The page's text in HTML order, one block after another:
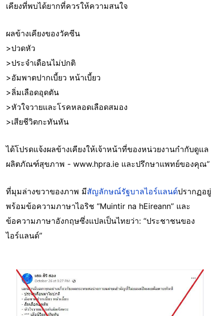
เคียงที่พบได้ยากที่ควรให้ความสนใจ
ผลข้างเคียงของวัคซีน
>ปวดหัว
>ประจำเดือนไม่ปกติ
>อัมพาตปากเบี้ยว หน้าเบี้ยว
>ลิ่มเลือดอุดตัน
>หัวใจวายและโรคหลอดเลือดสมอง
>เสียชีวิตกะทันหัน
ได้โปรดแจ้งผลข้างเคียงให้เจ้าหน้าที่ของหน่วยงานกำกับดูแล
ผลิตภัณฑ์สุขภาพ - www.hpra.ie และปรึกษาแพทย์ของคุณ”
ที่มุมล่างขวาของภาพ มีสัญลักษณ์รัฐบาลไอร์แลนด์ปรากฏอยู่
พร้อมข้อความภาษาไอริช “Muintir na hEireann” และ
ข้อความภาษาอังกฤษซึ่งแปลเป็นไทยว่า: “ประชาชนของ
ไอร์แลนด์”
Image